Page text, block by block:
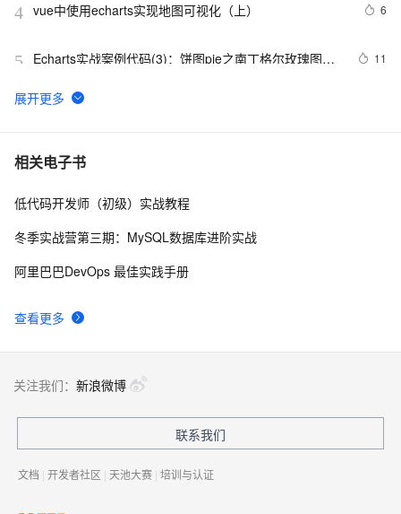
4 vue中使用echarts实现地图可视化（上） 6
5
Echarts实战案例代码(3)：饼图pie之南丁格尔玫瑰图
11
6 Echarts折线图的折线实线设置成虚线
7 Echarts渲染不报错但是没有内容
8 vue中使用vue-echarts引入百度地图实现数据可视化
渲染实现已发生和预测趋势的解决方案
相关电子书
查看更多
低代码开发师（初级）实战教程
冬季实战营第三期：MySQL数据库进阶实战
阿里巴巴DevOps 最佳实践手册
关注我们： 新浪微博
联系我们
文档 | 开发者社区 | 天池大赛 | 培训与认证